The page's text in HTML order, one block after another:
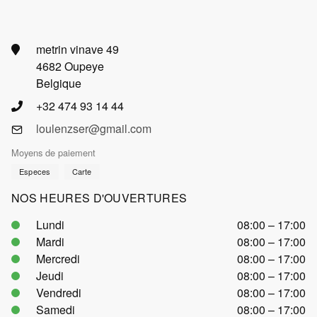
metrin vinave 49
4682 Oupeye
Belgique
+32 474 93 14 44
loulenzser@gmail.com
Moyens de paiement
Especes Carte
NOS HEURES D'OUVERTURES
Lundi
08:00 – 17:00
Mardi
08:00 – 17:00
Mercredi
08:00 – 17:00
Jeudi
08:00 – 17:00
Vendredi
08:00 – 17:00
Samedi
08:00 – 17:00